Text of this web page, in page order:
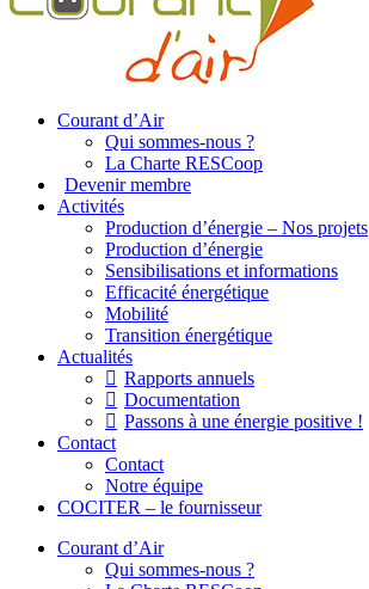
Courant d’Air
Qui sommes-nous ?
La Charte RESCoop
Devenir membre
Activités
Production d’énergie – Nos projets
Production d’énergie
Sensibilisations et informations
Efficacité énergétique
Mobilité
Transition énergétique
Actualités
Rapports annuels
Documentation
Passons à une énergie positive !
Contact
Contact
Notre équipe
COCITER – le fournisseur
Courant d’Air
Qui sommes-nous ?